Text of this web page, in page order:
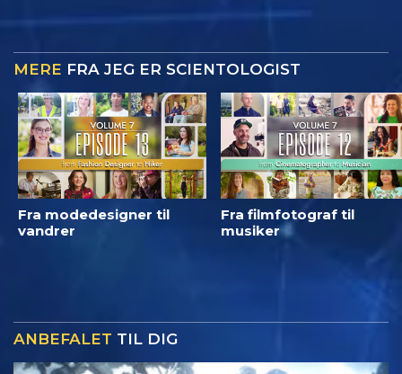
MERE FRA JEG ER SCIENTOLOGIST
Fra modedesigner til
vandrer
Fra filmfotograf til
musiker
ANBEFALET TIL DIG